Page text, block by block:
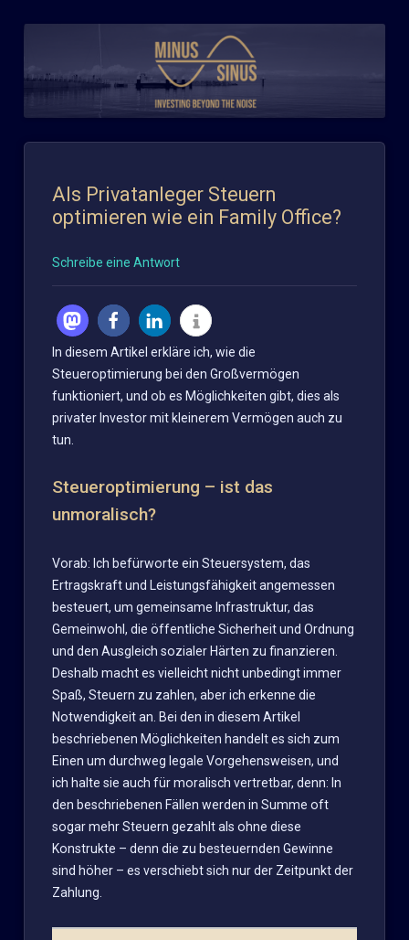
Als Privatanleger Steuern
optimieren wie ein Family Office?
Schreibe eine Antwort
In diesem Artikel erkläre ich, wie die
Steueroptimierung bei den Großvermögen
funktioniert, und ob es Möglichkeiten gibt, dies als
privater Investor mit kleinerem Vermögen auch zu
tun.
Steueroptimierung – ist das
unmoralisch?
Vorab: Ich befürworte ein Steuersystem, das
Ertragskraft und Leistungsfähigkeit angemessen
besteuert, um gemeinsame Infrastruktur, das
Gemeinwohl, die öffentliche Sicherheit und Ordnung
und den Ausgleich sozialer Härten zu finanzieren.
Deshalb macht es vielleicht nicht unbedingt immer
Spaß, Steuern zu zahlen, aber ich erkenne die
Notwendigkeit an. Bei den in diesem Artikel
beschriebenen Möglichkeiten handelt es sich zum
Einen um durchweg legale Vorgehensweisen, und
ich halte sie auch für moralisch vertretbar, denn: In
den beschriebenen Fällen werden in Summe oft
sogar mehr Steuern gezahlt als ohne diese
Konstrukte – denn die zu besteuernden Gewinne
sind höher – es verschiebt sich nur der Zeitpunkt der
Zahlung.